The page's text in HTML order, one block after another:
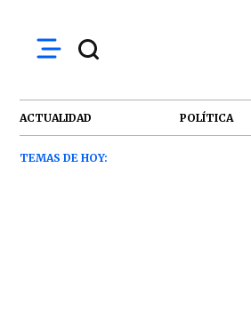
ACTUALIDAD POLÍTICA
TEMAS DE HOY: